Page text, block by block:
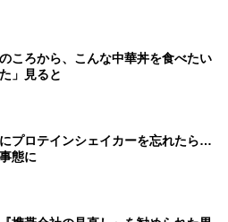
のころから、こんな中華丼を食べたい
」見ると
プロテインシェイカーを忘れたら…
態に